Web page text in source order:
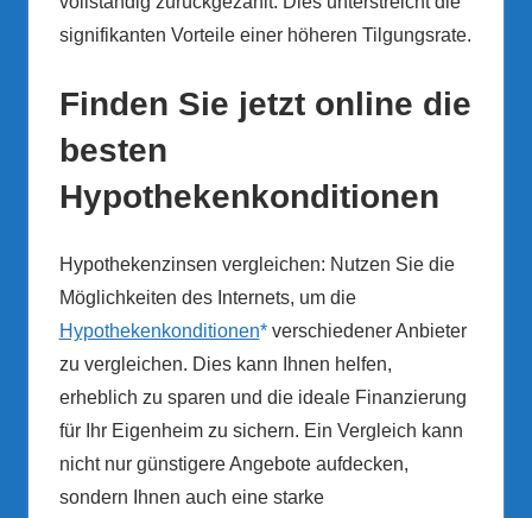
signifikanten Vorteile einer höheren Tilgungsrate.
Finden Sie jetzt online die
besten
Hypothekenkonditionen
Hypothekenzinsen vergleichen: Nutzen Sie die
Möglichkeiten des Internets, um die
Hypothekenkonditionen verschiedener Anbieter
zu vergleichen. Dies kann Ihnen helfen,
erheblich zu sparen und die ideale Finanzierung
für Ihr Eigenheim zu sichern. Ein Vergleich kann
nicht nur günstigere Angebote aufdecken,
sondern Ihnen auch eine starke